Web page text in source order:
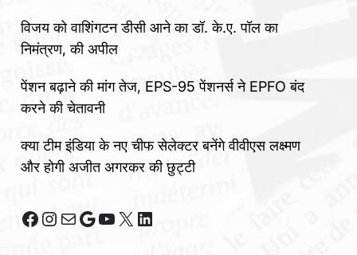
विजय को वाशिंगटन डीसी आने का डॉ. के.ए. पॉल का
निमंत्रण, की अपील
पेंशन बढ़ाने की मांग तेज, EPS-95 पेंशनर्स ने EPFO बंद
करने की चेतावनी
क्या टीम इंडिया के नए चीफ सेलेक्टर बनेंगे वीवीएस लक्ष्मण
और होगी अजीत अगरकर की छुट्टी
Facebook
Instagram
MailGoogle
YouTube
X LinkedIn